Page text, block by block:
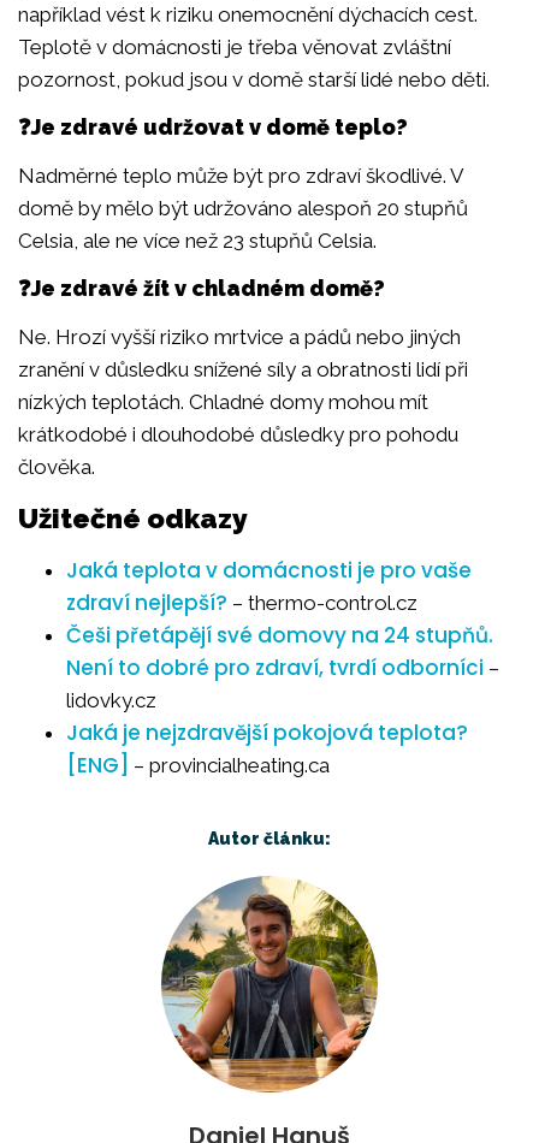
například vést k riziku onemocnění dýchacích cest.
Teplotě v domácnosti je třeba věnovat zvláštní
pozornost, pokud jsou v domě starší lidé nebo děti.
❓Je zdravé udržovat v domě teplo?
Nadměrné teplo může být pro zdraví škodlivé. V
domě by mělo být udržováno alespoň 20 stupňů
Celsia, ale ne více než 23 stupňů Celsia.
❓Je zdravé žít v chladném domě?
Ne. Hrozí vyšší riziko mrtvice a pádů nebo jiných
zranění v důsledku snížené síly a obratnosti lidí při
nízkých teplotách. Chladné domy mohou mít
krátkodobé i dlouhodobé důsledky pro pohodu
člověka.
Užitečné odkazy
Jaká teplota v domácnosti je pro vaše
zdraví nejlepší? – thermo-control.cz
Češi přetápějí své domovy na 24 stupňů.
Není to dobré pro zdraví, tvrdí odborníci –
lidovky.cz
Jaká je nejzdravější pokojová teplota?
[ENG]
– provincialheating.ca
Autor článku:
Daniel Hanuš